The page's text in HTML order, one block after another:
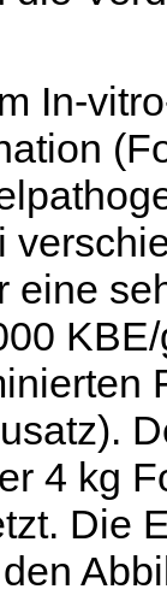
In-
eine
4 kg
Die